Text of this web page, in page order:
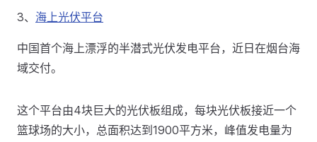
3、 海上光伏平台
中国首个海上漂浮的半潜式光伏发电平台，近日在烟台海
域交付。
这个平台由4块巨大的光伏板组成，每块光伏板接近一个
篮球场的大小，总面积达到1900平方米，峰值发电量为